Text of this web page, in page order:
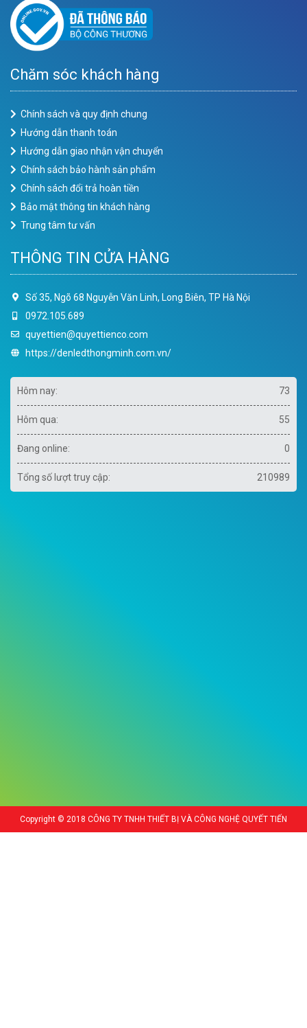
Chăm sóc khách hàng
Chính sách và quy định chung
Hướng dẫn thanh toán
Hướng dẫn giao nhận vận chuyển
Chính sách bảo hành sản phẩm
Chính sách đổi trả hoàn tiền
Bảo mật thông tin khách hàng
Trung tâm tư vấn
THÔNG TIN CỬA HÀNG
Số 35, Ngõ 68 Nguyễn Văn Linh, Long Biên, TP Hà Nội
0972.105.689
quyettien@quyettienco.com
https://denledthongminh.com.vn/
73
Hôm nay:
55
Hôm qua:
0
Đang online:
210989
Tổng số lượt truy cập:
Copyright © 2018 CÔNG TY TNHH THIẾT BỊ VÀ CÔNG NGHỆ QUYẾT TIẾN